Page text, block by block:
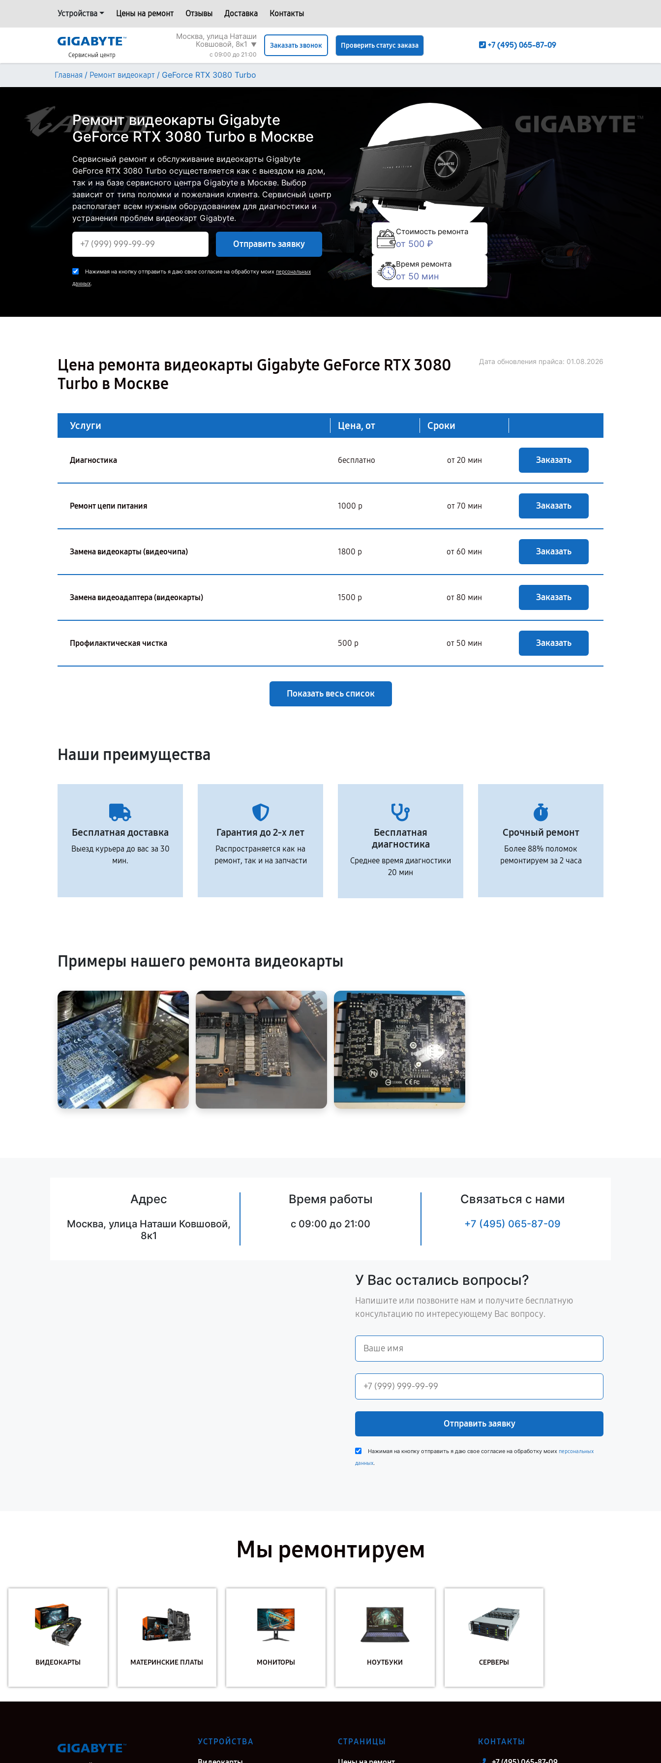
Устройства Цены на ремонт Отзывы Доставка Контакты
Сервисный центр
Москва, улица Наташи
Ковшовой, 8к1
▼
c 09:00 до 21:00
Заказать звонок Проверить статус заказа +7 (495) 065-87-09
Главная / Ремонт видеокарт / GeForce RTX 3080 Turbo
Ремонт видеокарты Gigabyte
GeForce RTX 3080 Turbo в Москве
Сервисный ремонт и обслуживание видеокарты Gigabyte
GeForce RTX 3080 Turbo осуществляется как с выездом на дом,
так и на базе сервисного центра Gigabyte в Москве. Выбор
зависит от типа поломки и пожелания клиента. Сервисный центр
располагает всем нужным оборудованием для диагностики и
устранения проблем видеокарт Gigabyte.
Отправить заявку
Нажимая на кнопку отправить я даю свое согласие на обработку моих персональных
данных.
Стоимость ремонта
от 500 ₽
Время ремонта
от 50 мин
Цена ремонта видеокарты Gigabyte GeForce RTX 3080
Turbo в Москве
Дата обновления прайса: 01.08.2026
Услуги Цена, от Сроки
Диагностика бесплатно от 20 мин Заказать
Ремонт цепи питания 1000 р от 70 мин Заказать
Замена видеокарты (видеочипа) 1800 р от 60 мин Заказать
Замена видеоадаптера (видеокарты) 1500 р от 80 мин Заказать
Профилактическая чистка 500 р от 50 мин Заказать
Показать весь список
Наши преимущества
Бесплатная доставка
Выезд курьера до вас за 30
мин.
Гарантия до 2-х лет
Распространяется как на
ремонт, так и на запчасти
Бесплатная
диагностика
Среднее время диагностики
20 мин
Срочный ремонт
Более 88% поломок
ремонтируем за 2 часа
Примеры нашего ремонта видеокарты
Адрес
Москва, улица Наташи Ковшовой,
8к1
Время работы
c 09:00 до 21:00
Связаться с нами
+7 (495) 065-87-09
У Вас остались вопросы?
Напишите или позвоните нам и получите бесплатную
консультацию по интересующему Вас вопросу.
Отправить заявку
Нажимая на кнопку отправить я даю свое согласие на обработку моих персональных
данных.
Мы ремонтируем
ВИДЕОКАРТЫ МАТЕРИНСКИЕ ПЛАТЫ МОНИТОРЫ НОУТБУКИ СЕРВЕРЫ
УСТРОЙСТВА СТРАНИЦЫ КОНТАКТЫ